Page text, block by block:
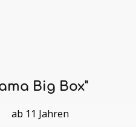
Big Box"
ab 11 Jahren